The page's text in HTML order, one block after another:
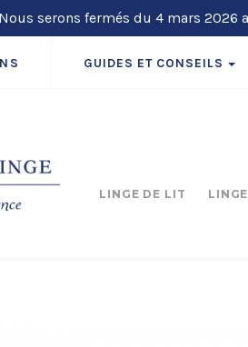
Nous serons fermés du 4 mars 2026
GUIDES ET CONSEILS
LINGE DE LIT